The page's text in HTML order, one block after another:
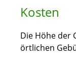
Kosten
Die Höhe der
örtlichen